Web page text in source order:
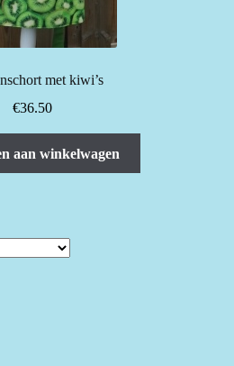
met kiwi’s
€36.50
aan winkelwagen